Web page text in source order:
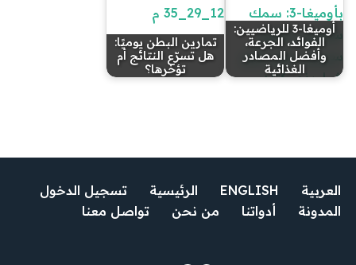
أوميغا-3 للرياضيين:
الفوائد، الجرعة،
وأفضل المصادر
الغذائية
تمارين البطن يوميًا:
هل تسرّع النتائج أم
تؤخرها؟
العربية ENGLISH الرئيسية
تسجيل الدخول
المدونة
أدواتنا من نحن تواصل معنا